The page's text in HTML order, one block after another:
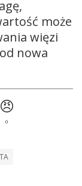
może
więzi
nowa